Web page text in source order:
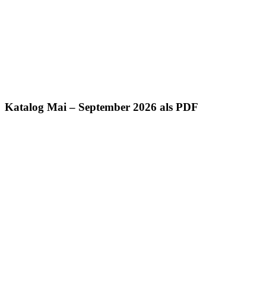
Katalog Mai – September 2026 als PDF